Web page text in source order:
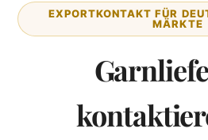
EXPORTKONTAKT FÜR
MÄRKTE